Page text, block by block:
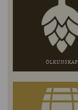
ÖLKUNSKAP